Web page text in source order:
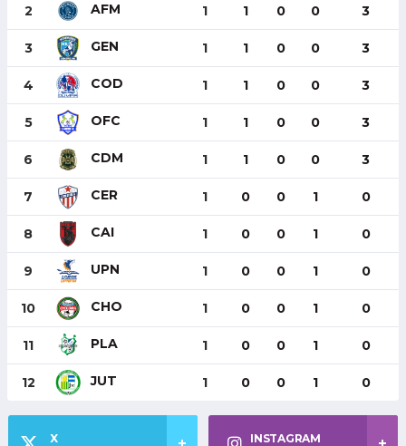
2 AFM 1 1 0 0 3
3 GEN 1 1 0 0 3
4 COD 1 1 0 0 3
5 OFC 1 1 0 0 3
6 CDM 1 1 0 0 3
7 CER 1 0 0 1 0
8 CAI 1 0 0 1 0
9 UPN 1 0 0 1 0
10 CHO 1 0 0 1 0
11 PLA 1 0 0 1 0
12 JUT 1 0 0 1 0
X INSTAGRAM